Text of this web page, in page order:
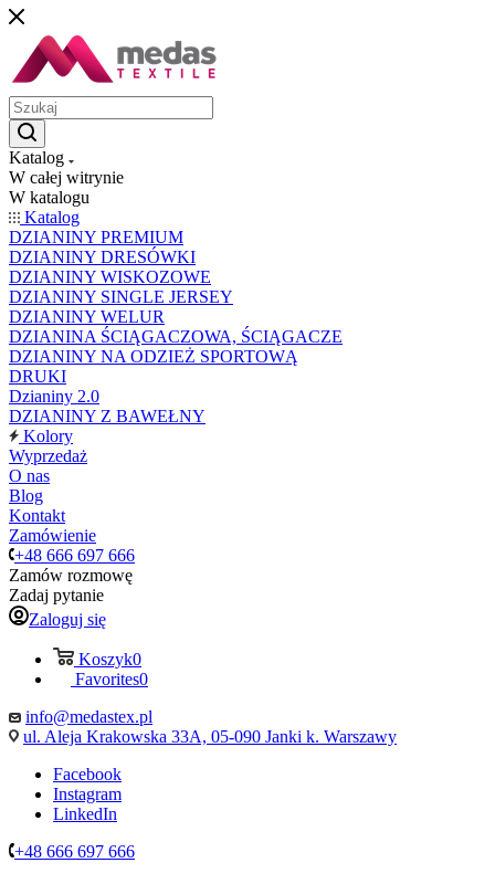
Katalog
W całej witrynie
W katalogu
Katalog
DZIANINY PREMIUM
DZIANINY DRESÓWKI
DZIANINY WISKOZOWE
DZIANINY SINGLE JERSEY
DZIANINY WELUR
DZIANINA ŚCIĄGACZOWA, ŚCIĄGACZE
DZIANINY NA ODZIEŻ SPORTOWĄ
DRUKI
Dzianiny 2.0
DZIANINY Z BAWEŁNY
Kolory
Wyprzedaż
O nas
Blog
Kontakt
Zamówienie
+48 666 697 666
Zamów rozmowę
Zadaj pytanie
Zaloguj się
Koszyk0
Favorites0
info@medastex.pl
ul. Aleja Krakowska 33A, 05-090 Janki k. Warszawy
Facebook
Instagram
LinkedIn
+48 666 697 666